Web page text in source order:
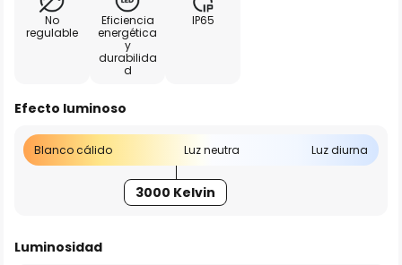
No
regulable
Eficiencia
energética
y
durabilida
d
IP65
Efecto luminoso
Blanco cálido Luz neutra Luz diurna
3000 Kelvin
Luminosidad